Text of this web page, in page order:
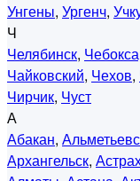
Унгены, Ургенч,
Ч
Челябинск,
Чайковский, Чехов,
Чирчик, Чуст
А
Абакан,
Архангельск,